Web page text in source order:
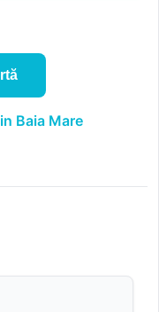
Baia Mare